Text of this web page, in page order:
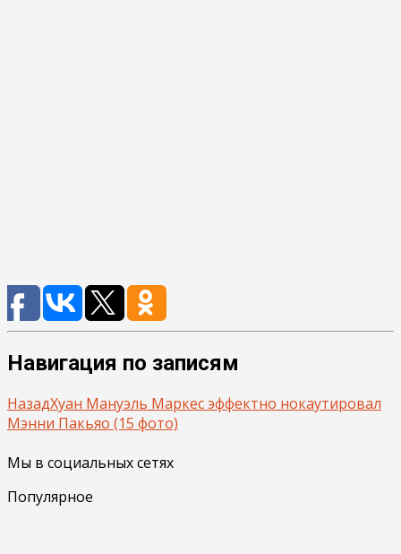
Навигация по записям
НазадХуан Мануэль Маркес эффектно нокаутировал
Мэнни Пакьяо (15 фото)
Мы в социальных сетях
Популярное